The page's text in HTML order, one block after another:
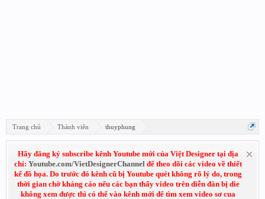
Trang chủ Thành viên thuyphung
Hãy đăng ký subscribe kênh Youtube mới của Việt Designer tại địa
chỉ: Youtube.com/VietDesignerChannel để theo dõi các video về thiết
kế đồ họa. Do trước đó kênh cũ bị Youtube quét không rõ lý do, trong
thời gian chờ kháng cáo nếu các bạn thấy video trên diễn đàn bị die
không xem được thì có thể vào kênh mới để tìm xem video sơ cua